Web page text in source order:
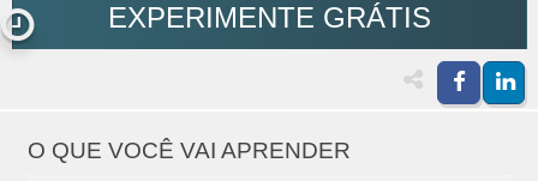
EXPERIMENTE GRÁTIS
O QUE VOCÊ VAI APRENDER